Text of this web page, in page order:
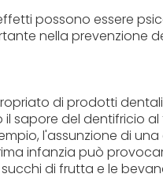
possono essere
nella prevenzione
di prodotti
sapore del dentifricio
l'assunzione di
infanzia può
di frutta e le